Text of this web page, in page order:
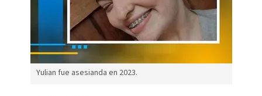
Yulian fue asesianda en 2023.